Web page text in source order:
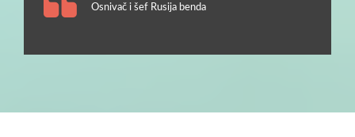
Osnivač i šef Rusija benda